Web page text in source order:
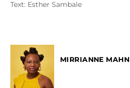
Text: Esther Sambale
MIRRIANNE MAHN